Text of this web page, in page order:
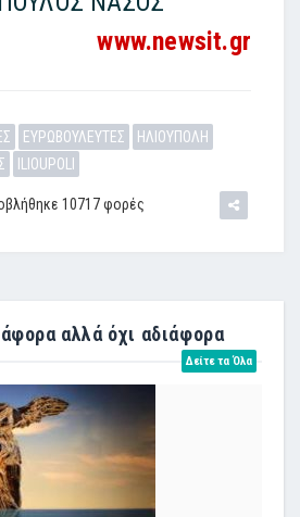
www.newsit.gr
ΕΥΡΩΒΟΥΛΕΥΤΕΣ
ΗΛΙΟΥΠΟΛΗ
ILIOUPOLI
10717 φορές
αλλά όχι αδιάφορα
Δείτε τα Όλα